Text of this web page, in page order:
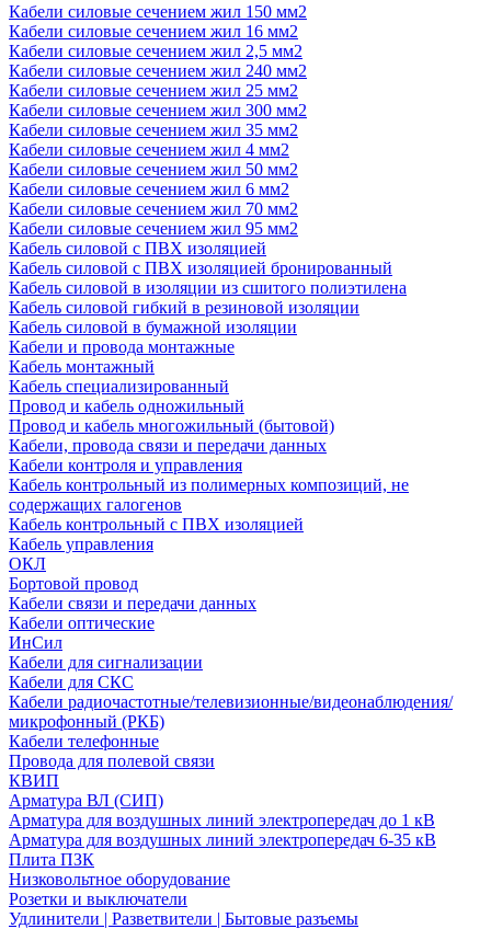
Кабели силовые сечением жил 150 мм2
Кабели силовые сечением жил 16 мм2
Кабели силовые сечением жил 2,5 мм2
Кабели силовые сечением жил 240 мм2
Кабели силовые сечением жил 25 мм2
Кабели силовые сечением жил 300 мм2
Кабели силовые сечением жил 35 мм2
Кабели силовые сечением жил 4 мм2
Кабели силовые сечением жил 50 мм2
Кабели силовые сечением жил 6 мм2
Кабели силовые сечением жил 70 мм2
Кабели силовые сечением жил 95 мм2
Кабель силовой с ПВХ изоляцией
Кабель силовой с ПВХ изоляцией бронированный
Кабель силовой в изоляции из сшитого полиэтилена
Кабель силовой гибкий в резиновой изоляции
Кабель силовой в бумажной изоляции
Кабели и провода монтажные
Кабель монтажный
Кабель специализированный
Провод и кабель одножильный
Провод и кабель многожильный (бытовой)
Кабели, провода связи и передачи данных
Кабели контроля и управления
Кабель контрольный из полимерных композиций, не
содержащих галогенов
Кабель контрольный с ПВХ изоляцией
Кабель управления
ОКЛ
Бортовой провод
Кабели связи и передачи данных
Кабели оптические
ИнСил
Кабели для сигнализации
Кабели для СКС
Кабели радиочастотные/телевизионные/видеонаблюдения/
микрофонный (РКБ)
Кабели телефонные
Провода для полевой связи
КВИП
Арматура ВЛ (СИП)
Арматура для воздушных линий электропередач до 1 кВ
Арматура для воздушных линий электропередач 6-35 кВ
Плита ПЗК
Низковольтное оборудование
Розетки и выключатели
Удлинители | Разветвители | Бытовые разъемы